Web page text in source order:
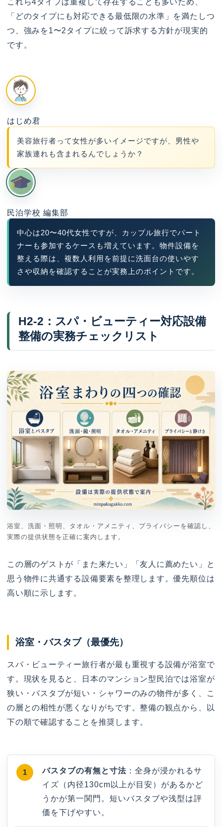
これら4タイプは重複して存在することも多いため、
「どのタイプにも対応できる最低限の水準」を満たしつ
つ、強みを1〜2タイプに絞って訴求する方針が現実的
です。
はじめ君
美容旅行者って女性が多いイメージですが、男性や
家族連れも含まれるんでしょうか？
民泊学校 編集部
中心は20〜40代女性ですが、カップル旅行でパート
ナーも参加するケースも増えています。物件設備を
整える際は、複数人利用を前提に洗面台の使いやす
さや収納を確認することが実務上のポイントです。
H2-2：スパ・ビューティー対応設備
整備の実務チェックリスト
浴室、洗面・照明、タオル・アメニティ、プライバシーを確認し、
実際の提供状態を正確に案内します。
この層のゲストが「また来たい」「友人に薦めたい」と
思う物件に共通する設備要素を整理します。優先順位は
高い順に示します。
浴室・バスタブ（最優先）
スパ・ビューティー旅行者が最も重視する設備が浴室で
す。現状を見ると、日本のマンション型民泊では浴室が
狭い・バスタブが短い・シャワーのみの物件が多く、こ
の層との相性が悪くなりがちです。整備の観点から、以
下の順で確認することを推奨します。
バスタブの有無と寸法 ：全身が浸かれるサ
イズ（内径130cm以上が目安）があるかど
うかが第一関門。短いバスタブや浅型は評
価を下げやすい。